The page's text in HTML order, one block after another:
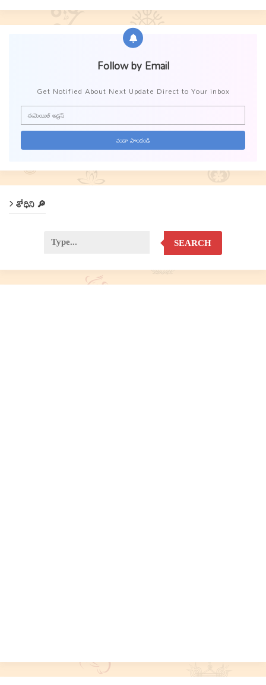
Follow by Email
Get Notified About Next Update Direct to Your inbox
శోధిని 🔎
SEARCH